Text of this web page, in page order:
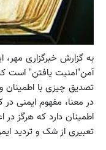
به گزارش خبرگزاری مهر،
آمن"امنیت یافتن" است
تصدیق چیزی با
در معنا، مفهوم ایمنی
اطمینان دارد که هرگز
تعبیری از شک و تردید